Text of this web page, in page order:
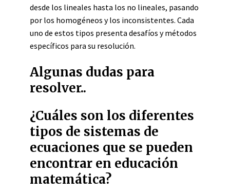
desde los lineales hasta los no lineales, pasando
por los homogéneos y los inconsistentes. Cada
uno de estos tipos presenta desafíos y métodos
específicos para su resolución.
Algunas dudas para
resolver..
¿Cuáles son los diferentes
tipos de sistemas de
ecuaciones que se pueden
encontrar en educación
matemática?